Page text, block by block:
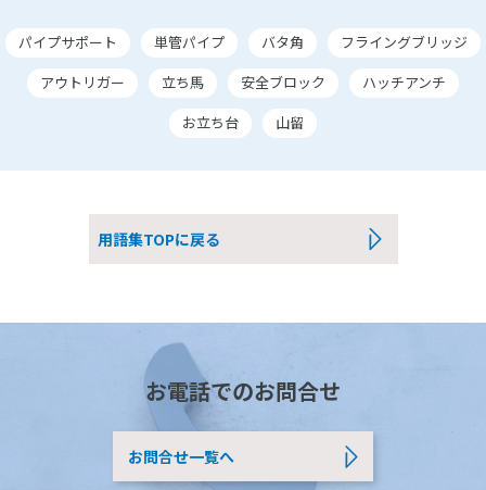
パイプサポート 単管パイプ バタ角
フライングブリッジ
アウトリガー
立ち馬 安全ブロック
ハッチアンチ
お立ち台
山留
用語集TOPに戻る
お電話でのお問合せ
お問合せ一覧へ